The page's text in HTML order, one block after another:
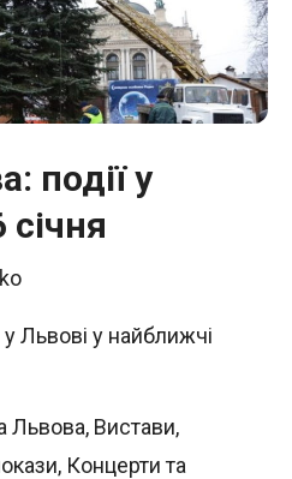
події у
січня
у Львові у найближчі
Львова, Вистави,
, Концерти та